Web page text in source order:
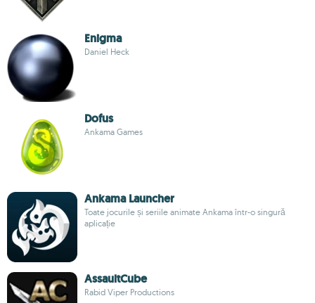
Enigma
Daniel Heck
Dofus
Ankama Games
Ankama Launcher
Toate jocurile și seriile animate Ankama într-o singură
aplicație
AssaultCube
Rabid Viper Productions